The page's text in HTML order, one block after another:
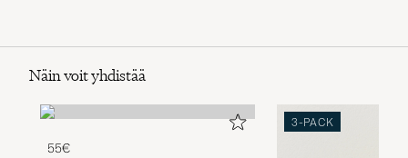
Näin voit yhdistää
55€
3-PACK